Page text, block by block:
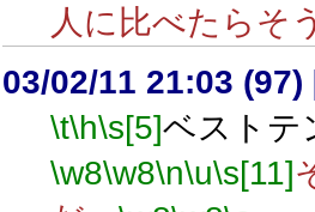
人に比べたらそ
03/02/11 21:03 (97)
\t\h\s[5]ベストテ
\w8\w8\n\u\s[11]